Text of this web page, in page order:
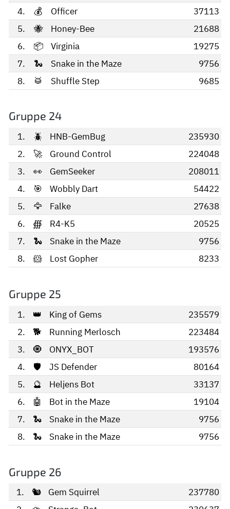
4.
💰 Officer
37113
5.
🐝 Honey-Bee
21688
6.
📦 Virginia
19275
7.
🐍 Snake in the Maze
9756
8.
🥁 Shuffle Step 9685
Gruppe 24
1. 🪲 HNB-GemBug
235930
2.
🚀 Ground Control
224048
3.
👀 GemSeeker
208011
4.
🎯 Wobbly Dart
54422
5.
🦅 Falke
27638
6.
∰ R4-K5
20525
7.
🐍 Snake in the Maze
9756
8.
🐹 Lost Gopher 8233
Gruppe 25
1. 👑 King of Gems
235579
2.
🐕 Running Merlosch
223484
3.
🧿 ONYX_BOT
193576
4.
🛡️ JS Defender
80164
5.
🔮 Heljens Bot
33137
6.
🤖 Bot in the Maze
19104
7.
🐍 Snake in the Maze
9756
8.
🐍 Snake in the Maze 9756
Gruppe 26
1. 🐿️ Gem Squirrel
237780